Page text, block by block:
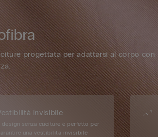
progettata per adattarsi al corpo con
invisibile
design senza cuciture è perfetto per
una vestibilità invisibile